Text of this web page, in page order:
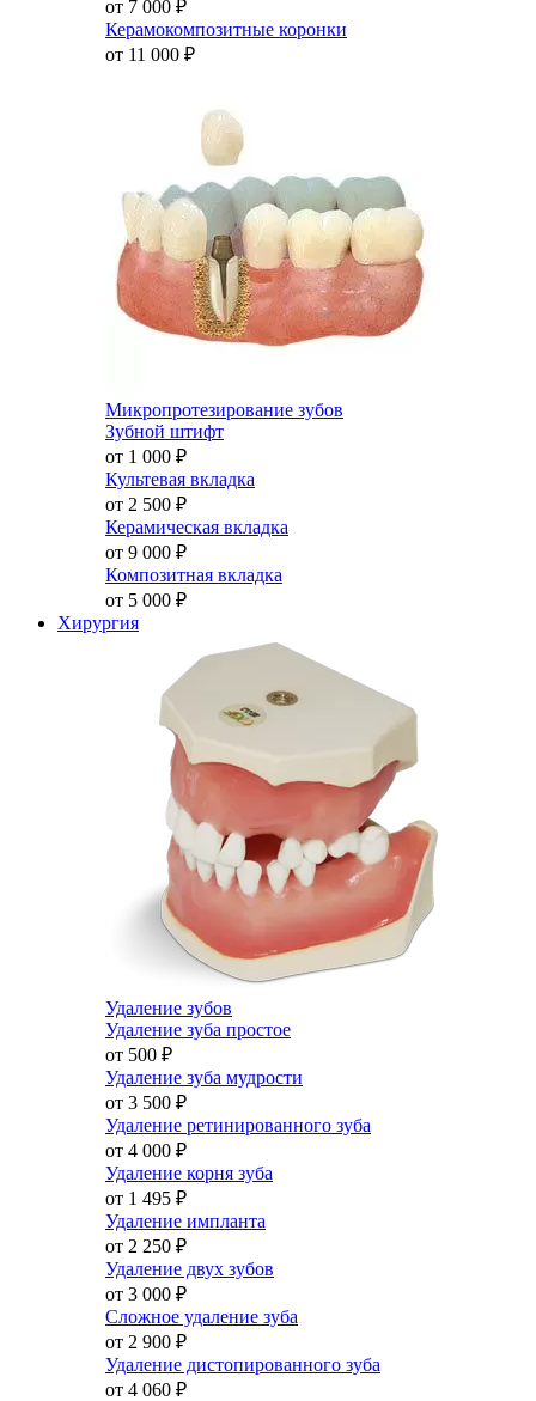
от 7 000 ₽
Керамокомпозитные коронки
от 11 000 ₽
Микропротезирование зубов
Зубной штифт
от 1 000 ₽
Культевая вкладка
от 2 500 ₽
Керамическая вкладка
от 9 000 ₽
Композитная вкладка
от 5 000 ₽
Хирургия
Удаление зубов
Удаление зуба простое
от 500 ₽
Удаление зуба мудрости
от 3 500 ₽
Удаление ретинированного зуба
от 4 000 ₽
Удаление корня зуба
от 1 495 ₽
Удаление импланта
от 2 250 ₽
Удаление двух зубов
от 3 000 ₽
Сложное удаление зуба
от 2 900 ₽
Удаление дистопированного зуба
от 4 060 ₽